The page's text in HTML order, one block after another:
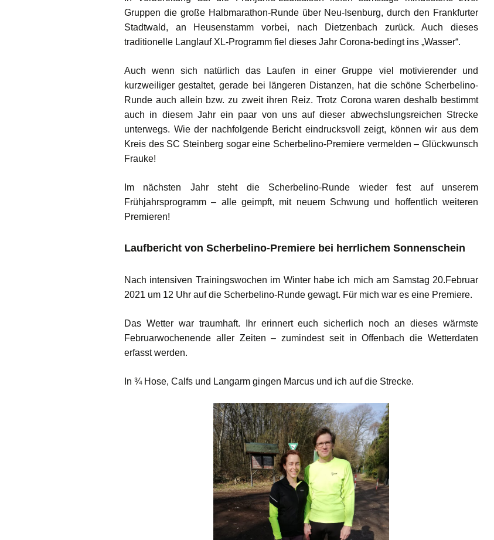
Gruppen die große Halbmarathon-Runde über Neu-Isenburg, durch den Frankfurter
Stadtwald, an Heusenstamm vorbei, nach Dietzenbach zurück. Auch dieses
traditionelle Langlauf XL-Programm fiel dieses Jahr Corona-bedingt ins „Wasser“.
Auch wenn sich natürlich das Laufen in einer Gruppe viel motivierender und
kurzweiliger gestaltet, gerade bei längeren Distanzen, hat die schöne Scherbelino-
Runde auch allein bzw. zu zweit ihren Reiz. Trotz Corona waren deshalb bestimmt
auch in diesem Jahr ein paar von uns auf dieser abwechslungsreichen Strecke
unterwegs. Wie der nachfolgende Bericht eindrucksvoll zeigt, können wir aus dem
Kreis des SC Steinberg sogar eine Scherbelino-Premiere vermelden – Glückwunsch
Frauke!
Im nächsten Jahr steht die Scherbelino-Runde wieder fest auf unserem
Frühjahrsprogramm – alle geimpft, mit neuem Schwung und hoffentlich weiteren
Premieren!
Laufbericht von Scherbelino-Premiere bei herrlichem Sonnenschein
Nach intensiven Trainingswochen im Winter habe ich mich am Samstag 20.Februar
2021 um 12 Uhr auf die Scherbelino-Runde gewagt. Für mich war es eine Premiere.
Das Wetter war traumhaft. Ihr erinnert euch sicherlich noch an dieses wärmste
Februarwochenende aller Zeiten – zumindest seit in Offenbach die Wetterdaten
erfasst werden.
In ¾ Hose, Calfs und Langarm gingen Marcus und ich auf die Strecke.